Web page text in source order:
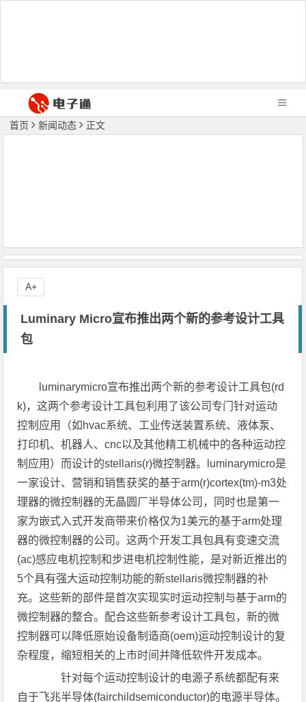
首页 新闻动态 正文
Luminary Micro宣布推出两个新的参考设计工具
包
luminarymicro宣布推出两个新的参考设计工具包(rd
k)，这两个参考设计工具包利用了该公司专门针对运动
控制应用（如hvac系统、工业传送装置系统、液体泵、
打印机、机器人、cnc以及其他精工机械中的各种运动控
制应用）而设计的stellaris(r)微控制器。luminarymicro是
一家设计、营销和销售获奖的基于arm(r)cortex(tm)-m3处
理器的微控制器的无晶圆厂半导体公司，同时也是第一
家为嵌式入式开发商带来价格仅为1美元的基于arm处理
器的微控制器的公司。这两个开发工具包具有变速交流
(ac)感应电机控制和步进电机控制性能，是对新近推出的
5个具有强大运动控制功能的新stellaris微控制器的补
充。这些新的部件是首次实现实时运动控制与基于arm的
微控制器的整合。配合这些新参考设计工具包，新的微
控制器可以降低原始设备制造商(oem)运动控制设计的复
杂程度，缩短相关的上市时间并降低软件开发成本。
针对每个运动控制设计的电源子系统都配有来
自于飞兆半导体(fairchildsemiconductor)的电源半导体。
A+